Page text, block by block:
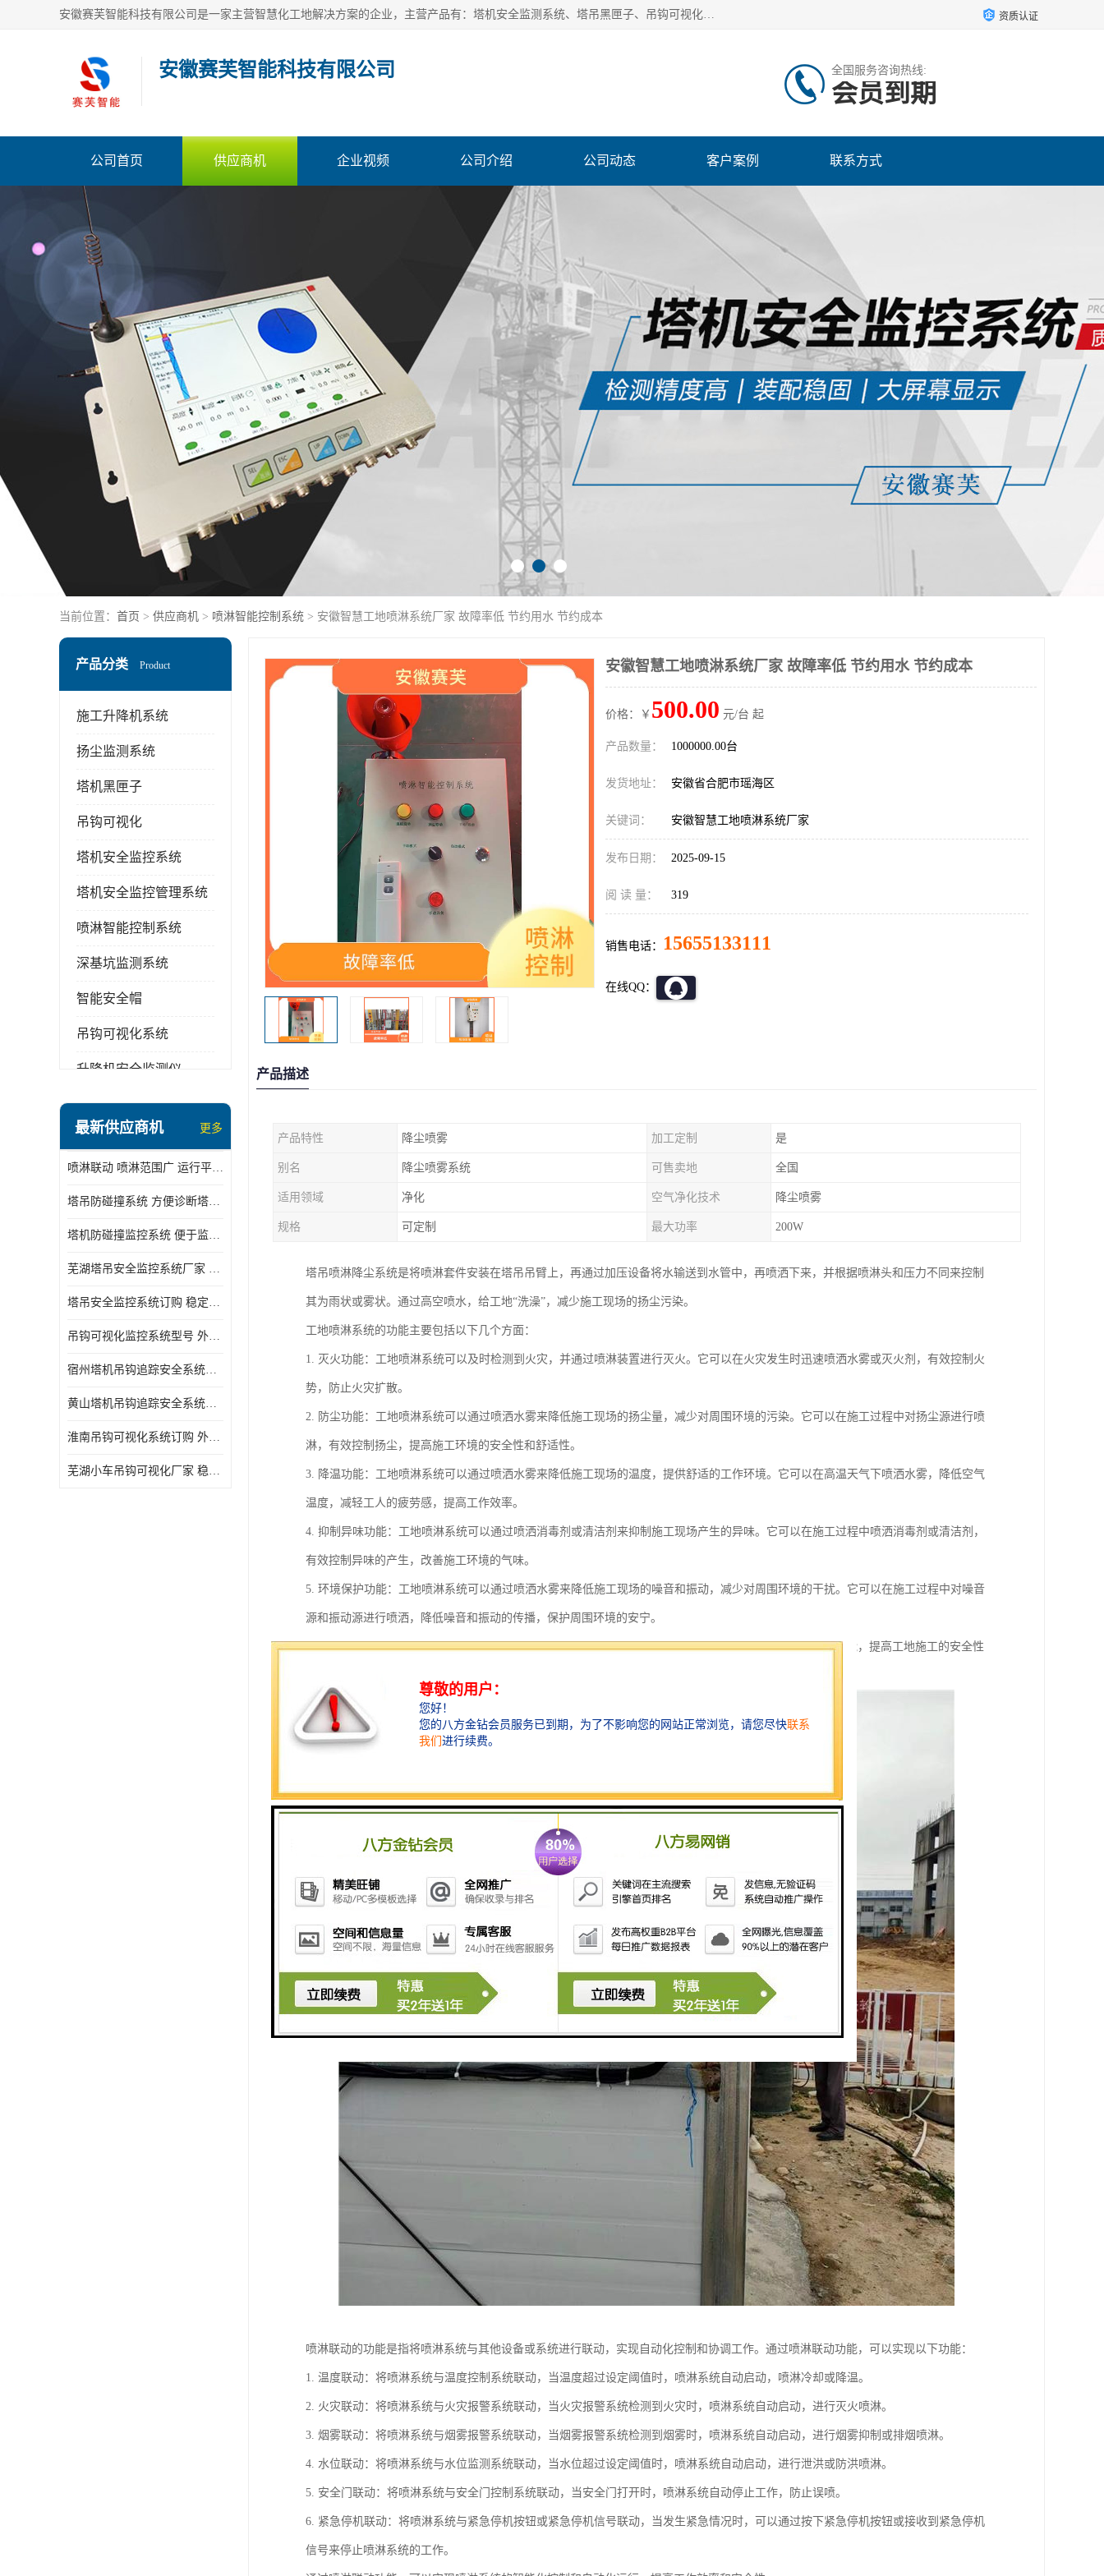
安徽赛芙智能科技有限公司是一家主营智慧化工地解决方案的企业，主营产品有：塔机安全监测系统、塔吊黑匣子、吊钩可视化、吊钩可视化系统、塔机安全监控系统、塔机黑匣子等。创建至今始终关注用户需求，为用户提供有的产品和服务。 资质认证
安徽赛芙智能科技有限公司 全国服务咨询热线:
会员到期
公司首页 供应商机 企业视频 公司介绍 公司动态 客户案例 联系方式
当前位置： 首页 > 供应商机 > 喷淋智能控制系统 > 安徽智慧工地喷淋系统厂家 故障率低 节约用水 节约成本
产品分类 Product
施工升降机系统
扬尘监测系统
塔机黑匣子
吊钩可视化
塔机安全监控系统
塔机安全监控管理系统
喷淋智能控制系统
深基坑监测系统
智能安全帽
吊钩可视化系统
升降机安全监测仪
最新供应商机 更多
喷淋联动 喷淋范围广 运行平稳 噪音小
塔吊防碰撞系统 方便诊断塔机状态 自动变焦智能化跟踪
塔机防碰撞监控系统 便于监督和管理 主要应用于塔机的实时监控
芜湖塔吊安全监控系统厂家 外观简洁大方 减少盲吊引发的事故
塔吊安全监控系统订购 稳定性高 结构清晰稳定
吊钩可视化监控系统型号 外观简洁大方 信号稳定 抗干扰性强
宿州塔机吊钩追踪安全系统厂家 提高工作效率 结构清晰稳定
黄山塔机吊钩追踪安全系统价格 可远程查看 减少盲吊引发的事故
淮南吊钩可视化系统订购 外观简洁大方 体积小 占用空间小
芜湖小车吊钩可视化厂家 稳定性高 可视吊装 降低盲吊风险
安徽智慧工地喷淋系统厂家 故障率低 节约用水 节约成本
价格：￥ 500.00 元/台 起
产品数量： 1000000.00台
发货地址： 安徽省合肥市瑶海区
关键词： 安徽智慧工地喷淋系统厂家
发布日期： 2025-09-15
阅 读 量： 319
销售电话： 15655133111
在线QQ：
产品描述
产品特性 降尘喷雾 加工定制 是
别名 降尘喷雾系统 可售卖地 全国
适用领域 净化 空气净化技术 降尘喷雾
规格 可定制 最大功率 200W
塔吊喷淋降尘系统是将喷淋套件安装在塔吊吊臂上，再通过加压设备将水输送到水管中，再喷洒下来，并根据喷淋头和压力不同来控制
其为雨状或雾状。通过高空喷水，给工地“洗澡”，减少施工现场的扬尘污染。
工地喷淋系统的功能主要包括以下几个方面：
1. 灭火功能：工地喷淋系统可以及时检测到火灾，并通过喷淋装置进行灭火。它可以在火灾发生时迅速喷洒水雾或灭火剂，有效控制火
势，防止火灾扩散。
2. 防尘功能：工地喷淋系统可以通过喷洒水雾来降低施工现场的扬尘量，减少对周围环境的污染。它可以在施工过程中对扬尘源进行喷
淋，有效控制扬尘，提高施工环境的安全性和舒适性。
3. 降温功能：工地喷淋系统可以通过喷洒水雾来降低施工现场的温度，提供舒适的工作环境。它可以在高温天气下喷洒水雾，降低空气
温度，减轻工人的疲劳感，提高工作效率。
4. 抑制异味功能：工地喷淋系统可以通过喷洒消毒剂或清洁剂来抑制施工现场产生的异味。它可以在施工过程中喷洒消毒剂或清洁剂，
有效控制异味的产生，改善施工环境的气味。
5. 环境保护功能：工地喷淋系统可以通过喷洒水雾来降低施工现场的噪音和振动，减少对周围环境的干扰。它可以在施工过程中对噪音
源和振动源进行喷洒，降低噪音和振动的传播，保护周围环境的安宁。
总之，工地喷淋系统通过喷洒水雾或其他喷洒物质，实现灭火、防尘、降温、抑制异味和环境保护等多种功能，提高工地施工的安全性
喷淋联动的功能是指将喷淋系统与其他设备或系统进行联动，实现自动化控制和协调工作。通过喷淋联动功能，可以实现以下功能：
1. 温度联动：将喷淋系统与温度控制系统联动，当温度超过设定阈值时，喷淋系统自动启动，喷淋冷却或降温。
2. 火灾联动：将喷淋系统与火灾报警系统联动，当火灾报警系统检测到火灾时，喷淋系统自动启动，进行灭火喷淋。
3. 烟雾联动：将喷淋系统与烟雾报警系统联动，当烟雾报警系统检测到烟雾时，喷淋系统自动启动，进行烟雾抑制或排烟喷淋。
4. 水位联动：将喷淋系统与水位监测系统联动，当水位超过设定阈值时，喷淋系统自动启动，进行泄洪或防洪喷淋。
5. 安全门联动：将喷淋系统与安全门控制系统联动，当安全门打开时，喷淋系统自动停止工作，防止误喷。
6. 紧急停机联动：将喷淋系统与紧急停机按钮或紧急停机信号联动，当发生紧急情况时，可以通过按下紧急停机按钮或接收到紧急停机
信号来停止喷淋系统的工作。